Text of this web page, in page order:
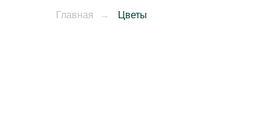
Главная → Цветы